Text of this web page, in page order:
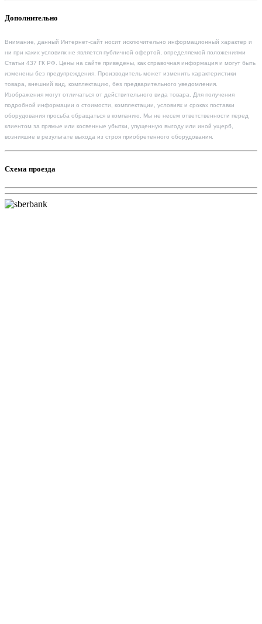
Дополнительно
Внимание, данный Интернет-сайт носит исключительно информационный характер и
ни при каких условиях не является публичной офертой, определяемой положениями
Статьи 437 ГК РФ. Цены на сайте приведены, как справочная информация и могут быть
изменены без предупреждения. Производитель может изменить характеристики
товара, внешний вид, комплектацию, без предварительного уведомления.
Изображения могут отличаться от действительного вида товара. Для получения
подробной информации о стоимости, комплектации, условиях и сроках поставки
оборудования просьба обращаться в компанию. Мы не несем ответственности перед
клиентом за прямые или косвенные убытки, упущенную выгоду или иной ущерб,
возникшие в результате выхода из строя приобретенного оборудования.
Схема проезда